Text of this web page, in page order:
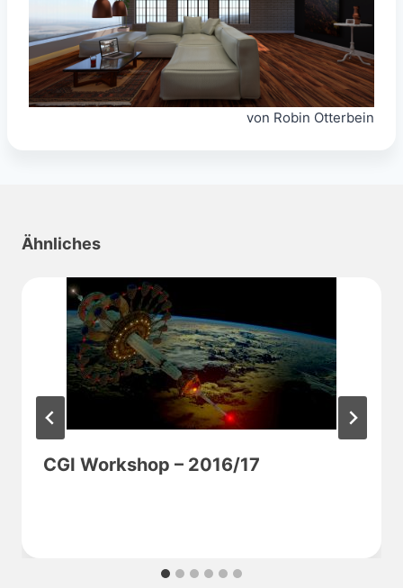
von Robin Otterbein
Ähnliches
CGI Workshop – 2016/17